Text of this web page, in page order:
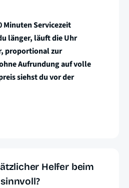
Minuten Servicezeit
länger, läuft die Uhr
proportional zur
Aufrundung auf volle
siehst du vor der
Helfer beim